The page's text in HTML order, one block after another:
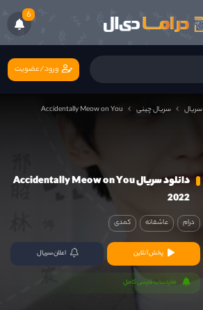
6
ورود/عضویت
سریال سریال چینی Accidentally Meow on You
دانلود سریال Accidentally Meow on You
2022
درام عاشقانه کمدی
پخش آنلاین اعلان سریال
هاردساب فارسی کامل